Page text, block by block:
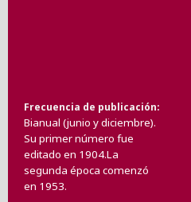
Frecuencia de publicación
Bianual (junio y diciembre).
Su primer número fue
editado en 1904.La
segunda época comenzó
en 1953.